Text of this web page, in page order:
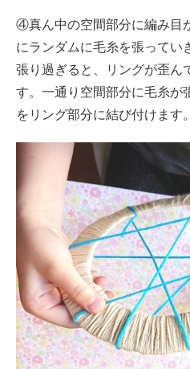
④真ん中の空間部分に編み目
にランダムに毛糸を張ってい
張り過ぎると、リングが歪ん
す。一通り空間部分に毛糸が
をリング部分に結び付けます。